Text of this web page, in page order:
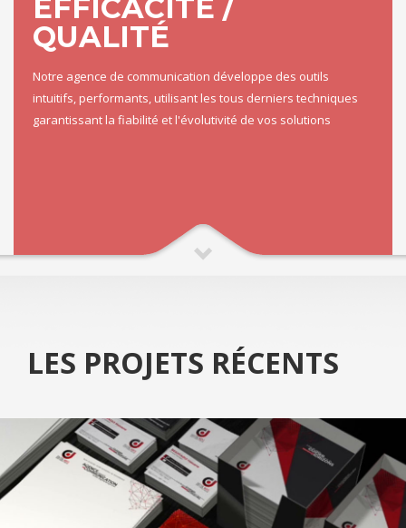
EFFICACITÉ /
QUALITÉ
Notre agence de communication développe des outils
intuitifs, performants, utilisant les tous derniers techniques
garantissant la fiabilité et l'évolutivité de vos solutions
LES PROJETS RÉCENTS